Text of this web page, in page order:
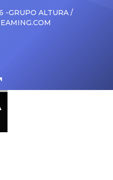
-GRUPO ALTURA /